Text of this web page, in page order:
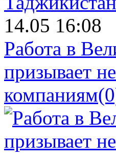
14.05 16:08
Работа в
призывает
компаниям